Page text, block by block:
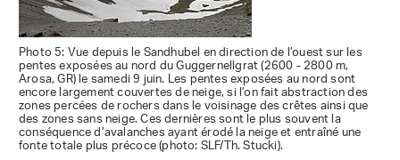
Photo 5: Vue depuis le Sandhubel en direction de l’ouest sur les
pentes exposées au nord du Guggernellgrat (2600 - 2800 m,
Arosa, GR) le samedi 9 juin. Les pentes exposées au nord sont
encore largement couvertes de neige, si l’on fait abstraction des
zones percées de rochers dans le voisinage des crêtes ainsi que
des zones sans neige. Ces dernières sont le plus souvent la
conséquence d’avalanches ayant érodé la neige et entraîné une
fonte totale plus précoce (photo: SLF/Th. Stucki).